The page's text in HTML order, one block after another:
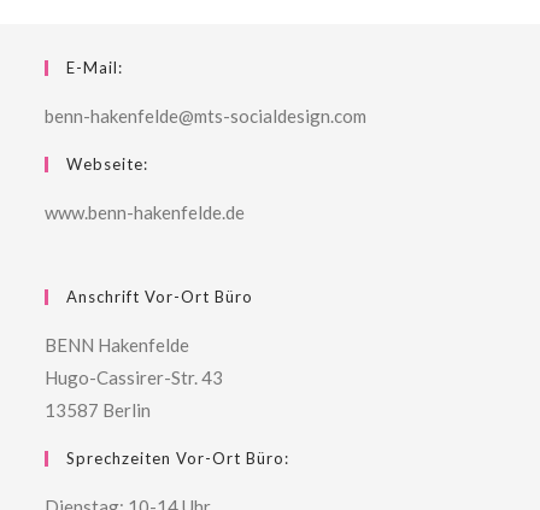
E-Mail:
benn-hakenfelde@mts-socialdesign.com
Webseite:
www.benn-hakenfelde.de
Anschrift Vor-Ort Büro
BENN Hakenfelde
Hugo-Cassirer-Str. 43
13587 Berlin
Sprechzeiten Vor-Ort Büro: